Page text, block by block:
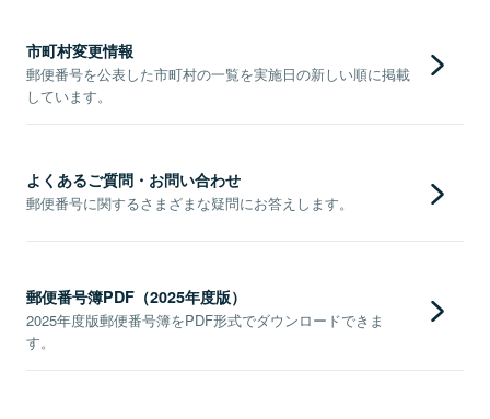
市町村変更情報
郵便番号を公表した市町村の一覧を実施日の新しい順に掲載
しています。
よくあるご質問・お問い合わせ
郵便番号に関するさまざまな疑問にお答えします。
郵便番号簿PDF（2025年度版）
2025年度版郵便番号簿をPDF形式でダウンロードできま
す。